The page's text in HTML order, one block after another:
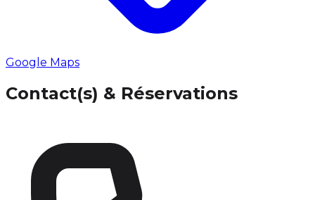
Google Maps
Contact(s) & Réservations